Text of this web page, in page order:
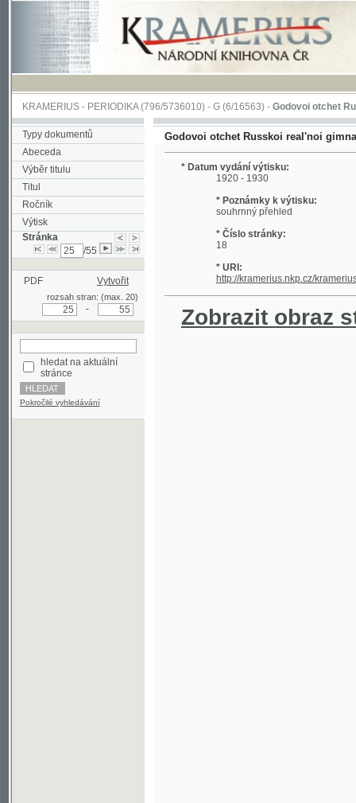
KRAMERIUS-PERIODIKA(796/5736010) -G(6/16563) -Godovoi otchet Russkoi
Typy dokumentů
Abeceda
Výběr titulu
Titul
Ročník
Výtisk
Stránka
PDF Vytvořit
rozsah stran: (max. 20)
stránce
Pokročilé vyhledávání
Godovoi otchet Russkoi real'noi gimnazii v
* Datum vydání výtisku:
1920 - 1930
* Poznámky k výtisku:
* Číslo stránky:
* URI:
Zobrazit obraz